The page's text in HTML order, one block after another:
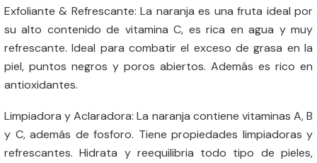
Exfoliante & Refrescante: La naranja es una fruta ideal por
su alto contenido de vitamina C, es rica en agua y muy
refrescante. Ideal para combatir el exceso de grasa en la
piel, puntos negros y poros abiertos. Además es rico en
antioxidantes.
Limpiadora y Aclaradora: La naranja contiene vitaminas A, B
y C, además de fosforo. Tiene propiedades limpiadoras y
refrescantes. Hidrata y reequilibria todo tipo de pieles,